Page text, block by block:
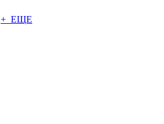
+ ЕЩЕ